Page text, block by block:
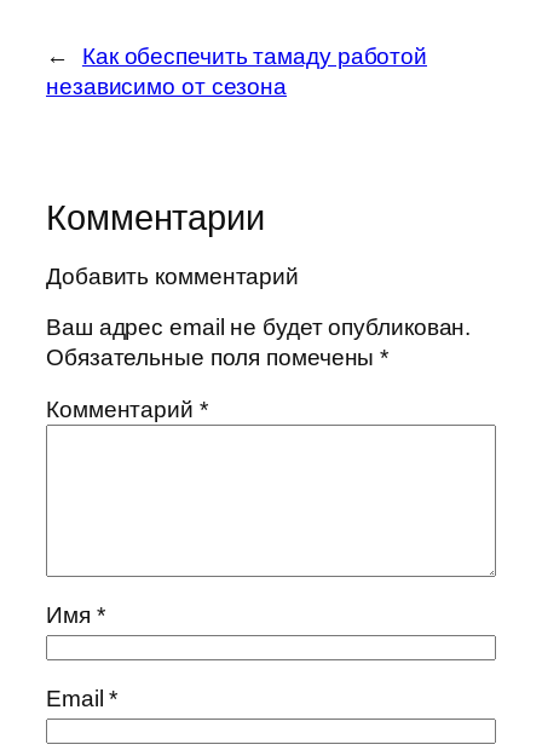
←
Как обеспечить тамаду работой
независимо от сезона
Комментарии
Добавить комментарий
Ваш адрес email не будет опубликован.
Обязательные поля помечены*
Комментарий *
Имя *
Email*